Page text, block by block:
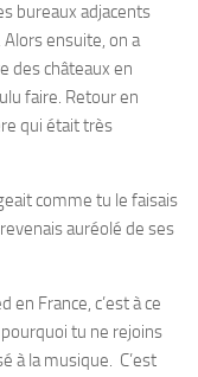
bureaux adjacents
ensuite, on a
des châteaux en
faire. Retour en
qui était très
comme tu le faisais
auréolé de ses
en France, c’est à ce
tu ne rejoins
à la musique. C’est